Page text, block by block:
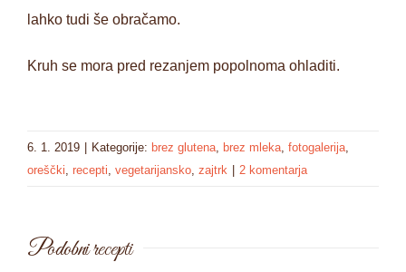
lahko tudi še obračamo.
Kruh se mora pred rezanjem popolnoma ohladiti.
6. 1. 2019 Kategorije: brez glutena brez mleka fotogalerija
oreščki recepti vegetarijansko zajtrk 2 komentarja
Podobni recepti